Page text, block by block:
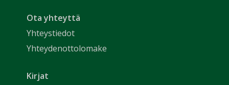
Ota yhteyttä
Yhteystiedot
Yhteydenottolomake
Kirjat